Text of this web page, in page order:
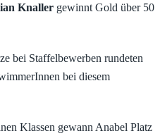
Knaller gewinnt Gold über 50
bei Staffelbewerben rundeten
bei diesem
Klassen gewann Anabel Platz